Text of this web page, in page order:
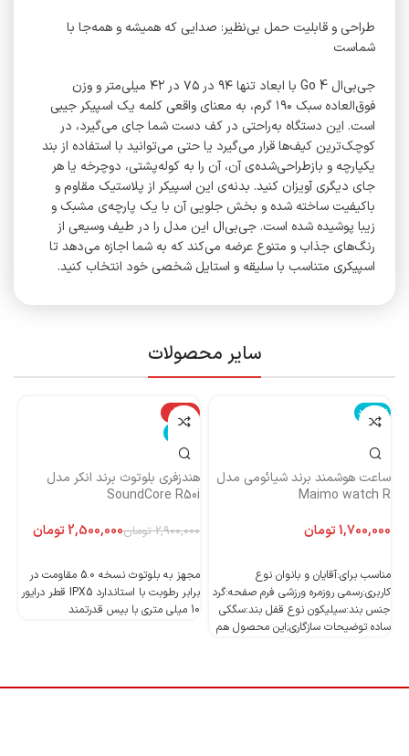
طراحی و قابلیت حمل بی‌نظیر: صدایی که همیشه و همه‌جا با
شماست
جی‌بی‌ال Go 4 با ابعاد تنها ۹۴ در ۷۵ در ۴۲ میلی‌متر و وزن
فوق‌العاده سبک ۱۹۰ گرم، به معنای واقعی کلمه یک اسپیکر جیبی
است. این دستگاه به‌راحتی در کف دست شما جای می‌گیرد، در
کوچک‌ترین کیف‌ها قرار می‌گیرد یا حتی می‌توانید با استفاده از بند
یکپارچه و بازطراحی‌شده‌ی آن، آن را به کوله‌پشتی، دوچرخه یا هر
جای دیگری آویزان کنید. بدنه‌ی این اسپیکر از پلاستیک مقاوم و
باکیفیت ساخته شده و بخش جلویی آن با یک پارچه‌ی مشبک و
زیبا پوشیده شده است. جی‌بی‌ال این مدل را در طیف وسیعی از
رنگ‌های جذاب و متنوع عرضه می‌کند که به شما اجازه می‌دهد تا
اسپیکری متناسب با سلیقه و استایل شخصی خود انتخاب کنید.
سایر محصولات
ناموجود
ساعت هوشمند برند شیائومی مدل
Maimo watch R
تومان
مناسب برای:آقایان و بانوان نوع
کاربری:رسمی روزمره ورزشی فرم صفحه:گرد
جنس بند:سیلیکون نوع قفل بند:سگکی
ساده توضیحات سازگاری;این محصول هم
-14%
ناموجود
هندزفری بلوتوث برند انکر مدل
SoundCore R50i
2,900,000 تومان2,500,000تومان
مجهز به بلوتوث نسخه 5.0 مقاومت در
برابر رطوبت با استاندارد IPX5 قطر درایور
10 میلی متری با بیس قدرتمند